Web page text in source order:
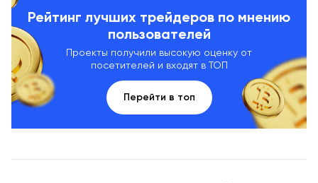
Рейтинг лучших трейдеров по мнению
пользователей
Проекты получили высокую оценку от
посетителей и входят в ТОП
Перейти в топ